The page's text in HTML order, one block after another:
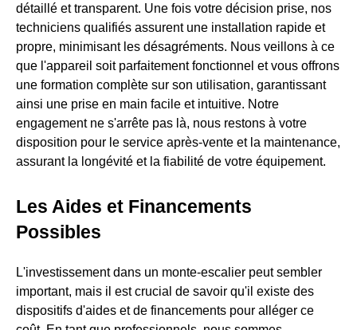
détaillé et transparent. Une fois votre décision prise, nos
techniciens qualifiés assurent une installation rapide et
propre, minimisant les désagréments. Nous veillons à ce
que l'appareil soit parfaitement fonctionnel et vous offrons
une formation complète sur son utilisation, garantissant
ainsi une prise en main facile et intuitive. Notre
engagement ne s'arrête pas là, nous restons à votre
disposition pour le service après-vente et la maintenance,
assurant la longévité et la fiabilité de votre équipement.
Les Aides et Financements
Possibles
L'investissement dans un monte-escalier peut sembler
important, mais il est crucial de savoir qu'il existe des
dispositifs d'aides et de financements pour alléger ce